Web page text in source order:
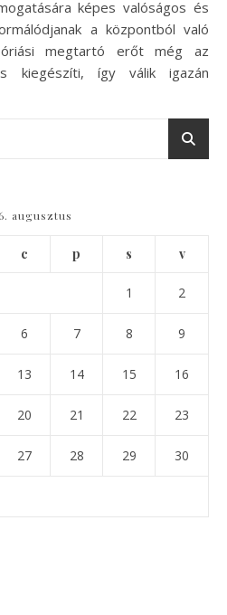
képes valóságos és
a központból való
megtartó erőt még az
kiegészíti, így válik igazán
augusztus
c p s v
1 2
6 7 8 9
13 14 15 16
20 21 22 23
27 28 29 30